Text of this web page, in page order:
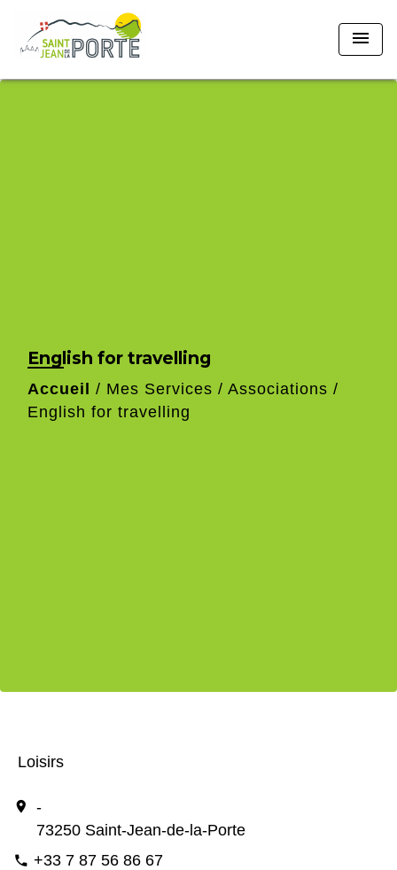
menu
English for travelling
Accueil / Mes Services / Associations /
English for travelling
Loisirs
location_on
-
73250 Saint-Jean-de-la-Porte
phone +33 7 87 56 86 67